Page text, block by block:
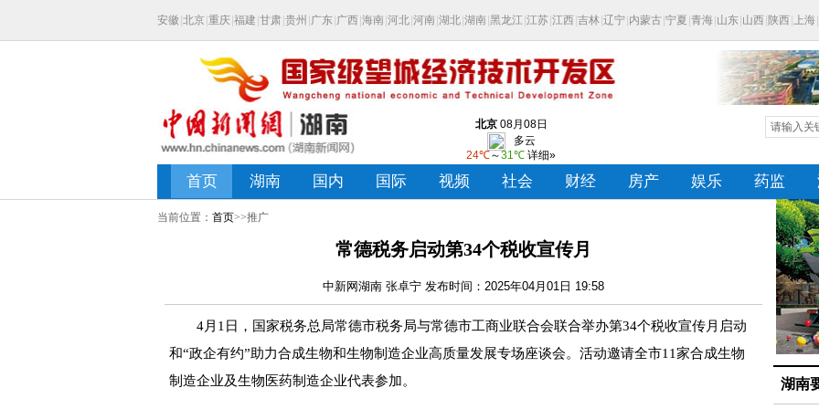
当前位置： 首页>>推广
常德税务启动第34个税收宣传月
中新网湖南 张卓宁 发布时间：2025年04月01日 19:58
4月1日，国家税务总局常德市税务局与常德市工商业联合会联合举办第34个税收宣传月启动
和“政企有约”助力合成生物和生物制造企业高质量发展专场座谈会。活动邀请全市11家合成生物
制造企业及生物医药制造企业代表参加。
湖南